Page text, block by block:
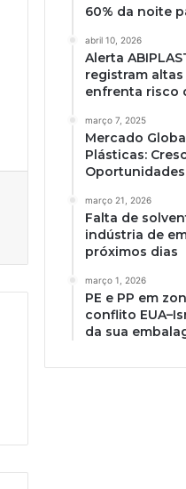
60% da noite
abril 10, 2026
Alerta
registram
enfrenta risco
março 7, 2025
Mercado
Plásticas:
março 21, 2026
Falta de
indústria de
próximos dias
março 1, 2026
PE e PP em
conflito
da sua